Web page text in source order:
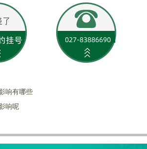
响有哪些
响呢